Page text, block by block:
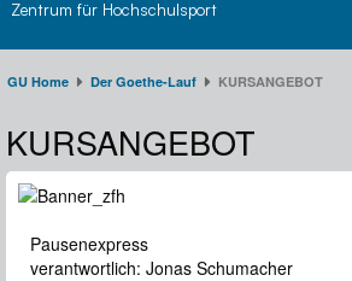
Zentrum für Hochschulsport
GU Home Der Goethe-Lauf​ KURSANGEBOT
KURSANGEBOT
Pausenexpress
verantwortlich: Jonas Schumacher